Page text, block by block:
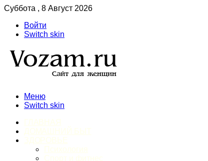
Суббота , 8 Август 2026
Войти
Switch skin
Меню
Switch skin